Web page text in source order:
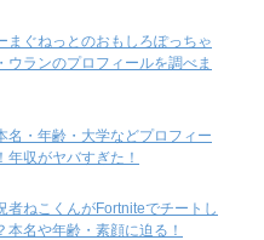
まぐねっとのおもしろぽっちゃ
ウランのプロフィールを調べま
名・年齢・大学などプロフィー
年収がヤバすぎた！
者ねこくんがFortniteでチートし
本名や年齢・素顔に迫る！